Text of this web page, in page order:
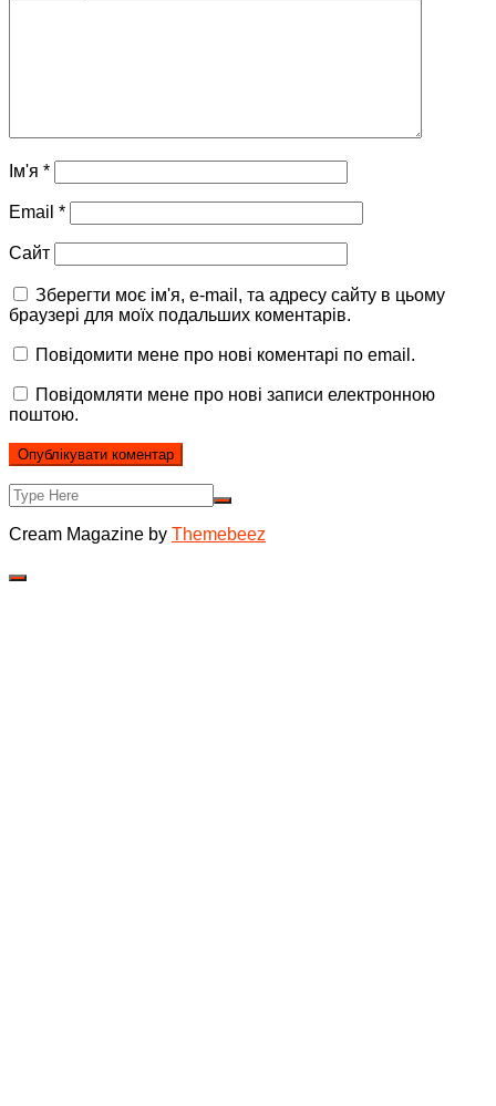
Ім'я *
Email *
Сайт
Зберегти моє ім'я, e-mail, та адресу сайту в цьому
браузері для моїх подальших коментарів.
Повідомити мене про нові коментарі по email.
Повідомляти мене про нові записи електронною
поштою.
Cream Magazine by Themebeez